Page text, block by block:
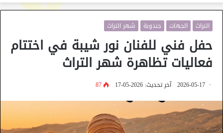
التراث الجهات جندوبة شهر التراث
حفل فني للفنان نور شيبة في اختتام
فعاليات تظاهرة شهر التراث
2026-05-17 آخر تحديث: 2026-05-17 87